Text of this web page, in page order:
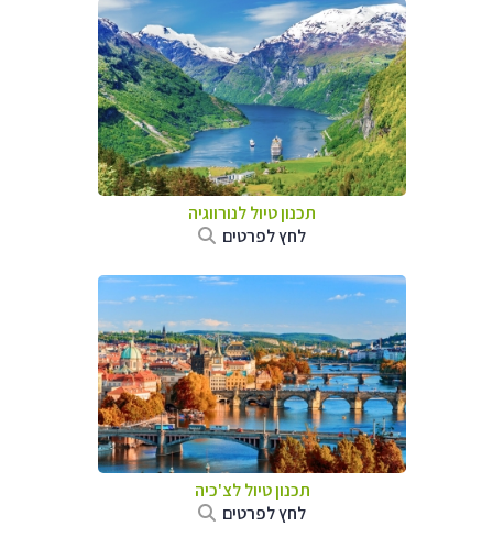
תכנון טיול לנורווגיה
לחץ לפרטים
תכנון טיול לצ'כיה
לחץ לפרטים